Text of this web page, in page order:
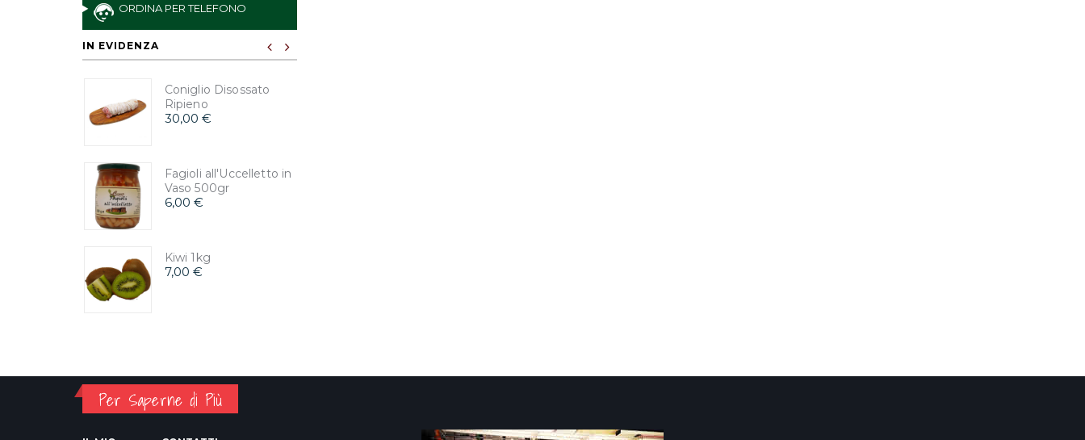
ORDINA PER TELEFONO
IN EVIDENZA
Coniglio Disossato
Ripieno
30,00 €
Fagioli all'Uccelletto in
Vaso 500gr
6,00 €
Kiwi 1kg
7,00 €
Per Saperne di Più